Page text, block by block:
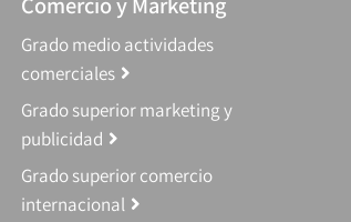
Grado medio actividades
comerciales
Grado superior marketing y
publicidad
Grado superior comercio
internacional